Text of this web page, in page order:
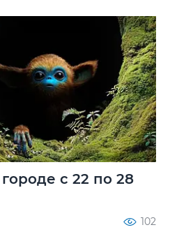
с 22 по 28
102